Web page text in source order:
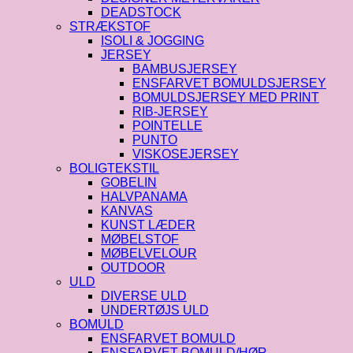
DEADSTOCK
STRÆKSTOF
ISOLI & JOGGING
JERSEY
BAMBUSJERSEY
ENSFARVET BOMULDSJERSEY
BOMULDSJERSEY MED PRINT
RIB-JERSEY
POINTELLE
PUNTO
VISKOSEJERSEY
BOLIGTEKSTIL
GOBELIN
HALVPANAMA
KANVAS
KUNST LÆDER
MØBELSTOF
MØBELVELOUR
OUTDOOR
ULD
DIVERSE ULD
UNDERTØJS ULD
BOMULD
ENSFARVET BOMULD